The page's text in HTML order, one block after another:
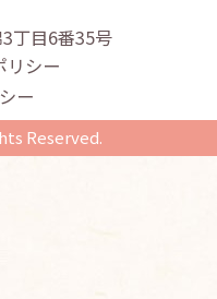
丁目6番35号
リシー
ー
Reserved.